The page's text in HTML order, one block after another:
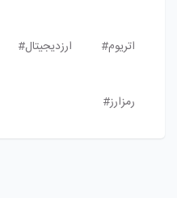
اتریوم# ارزدیجیتال#
رمزارز#